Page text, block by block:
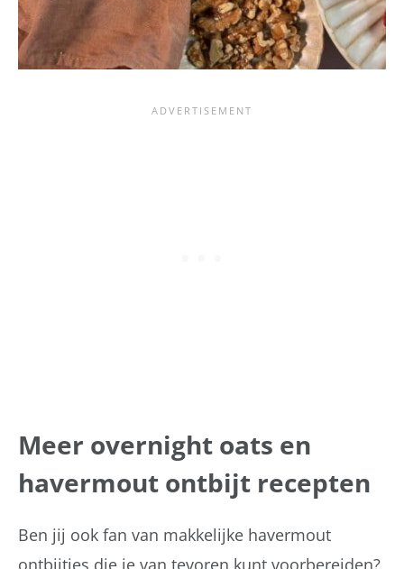
Meer overnight oats en
havermout ontbijt recepten
Ben jij ook fan van makkelijke havermout
ontbijtjes die je van tevoren kunt voorbereiden?